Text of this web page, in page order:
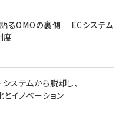
るOMOの裏側 ―ECシステム
度
ステムから脱却し、
イノベーション